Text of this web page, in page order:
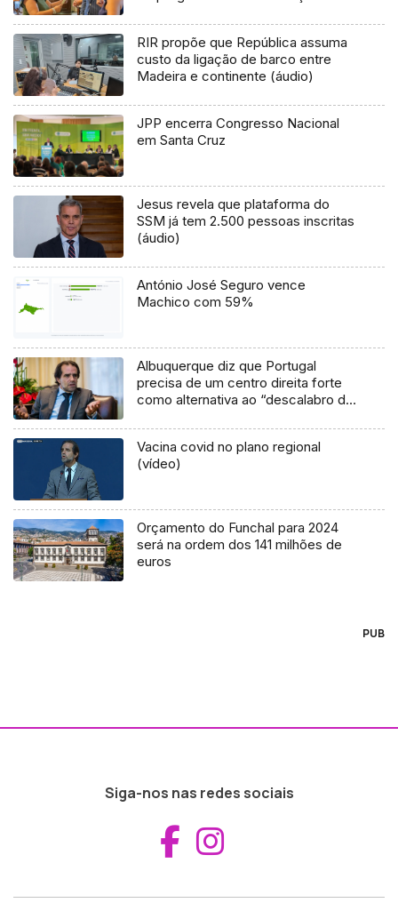
RIR propõe que República assuma
custo da ligação de barco entre
Madeira e continente (áudio)
JPP encerra Congresso Nacional
em Santa Cruz
Jesus revela que plataforma do
SSM já tem 2.500 pessoas inscritas
(áudio)
António José Seguro vence
Machico com 59%
Albuquerque diz que Portugal
precisa de um centro direita forte
como alternativa ao “descalabro da
Vacina covid no plano regional
(vídeo)
Orçamento do Funchal para 2024
será na ordem dos 141 milhões de
euros
PUB
Siga-nos nas redes sociais
Aceder ao